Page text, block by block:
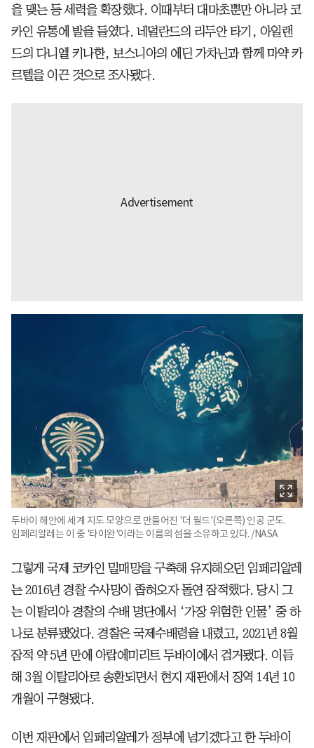
을 맺는 등 세력을 확장했다. 이때부터 대마초뿐만 아니라 코
카인 유통에 발을 들였다. 네덜란드의 리두안 타기, 아일랜
드의 다니엘 키나한, 보스니아의 에딘 가차닌과 함께 마약 카
르텔을 이끈 것으로 조사됐다.
두바이 해안에 세계 지도 모양으로 만들어진 '더 월드'(오른쪽) 인공 군도.
임페리알레는 이 중 '타이완'이라는 이름의 섬을 소유하고 있다. /NASA
그렇게 국제 코카인 밀매망을 구축해 유지해오던 임페리알레
는 2016년 경찰 수사망이 좁혀오자 돌연 잠적했다. 당시 그
는 이탈리아 경찰의 수배 명단에서 ‘가장 위험한 인물’ 중 하
나로 분류됐었다. 경찰은 국제수배령을 내렸고, 2021년 8월
잠적 약 5년 만에 아랍에미리트 두바이에서 검거됐다. 이듬
해 3월 이탈리아로 송환되면서 현지 재판에서 징역 14년 10
개월이 구형됐다.
이번 재판에서 임페리알레가 정부에 넘기겠다고 한 두바이